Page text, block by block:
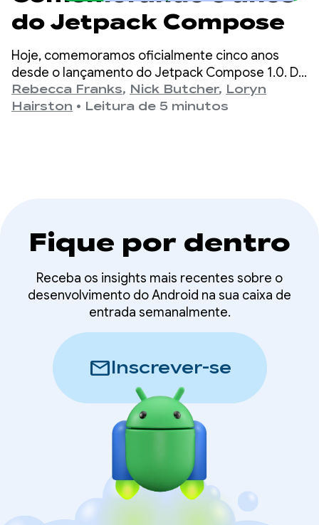
do Jetpack Compose
Hoje, comemoramos oficialmente cinco anos
desde o lançamento do Jetpack Compose 1.0. Da
versão 1.0, anunciada em 28 de julho de 2021, até
o lançamento mais recente da 1.11, vimos as APIs
Rebecca Franks, Nick Butcher, Loryn
Hairston • Leitura de 5 minutos
Fique por dentro
Receba os insights mais recentes sobre o
desenvolvimento do Android na sua caixa de
entrada semanalmente.
mailInscrever-se